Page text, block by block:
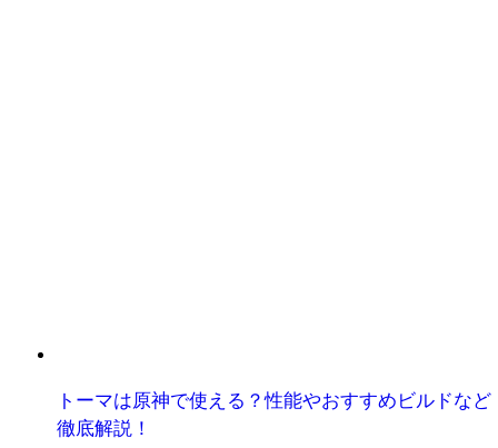
トーマは原神で使える？性能やおすすめビルドなど
徹底解説！